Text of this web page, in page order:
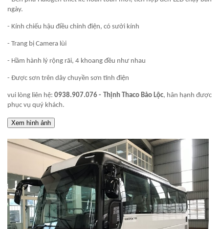
ngày.
- Kính chiếu hậu điều chỉnh điện, có sưởi kính
- Trang bị Camera lùi
- Hầm hành lý rộng rãi, 4 khoang đều như nhau
- Được sơn trên dây chuyền sơn tĩnh điện
vui lòng liên hệ:0938.907.076 - Thịnh Thaco Bảo Lộc, hân hạnh được
phục vụ quý khách.
Xem hình ảnh